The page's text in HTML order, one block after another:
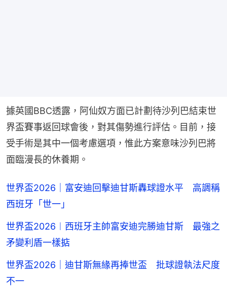
據英國BBC透露，阿仙奴方面已計劃待沙列巴結束世
界盃賽事返回球會後，對其傷勢進行評估。目前，接
受手術是其中一個考慮選項，惟此方案意味沙列巴將
面臨漫長的休養期。
世界盃2026｜富安迪回擊迪甘斯轟球證水平 高調稱
西班牙「世一」
世界盃2026︱西班牙主帥富安迪完勝迪甘斯 最強之
矛變利盾一樣掂
世界盃2026｜迪甘斯無緣再捧世盃 批球證執法尺度
不一